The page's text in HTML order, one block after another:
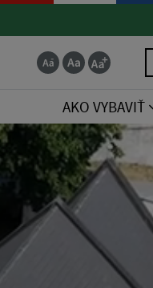
AKO VYBAVIŤ